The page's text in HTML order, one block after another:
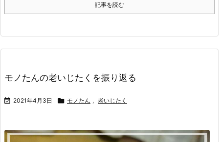
記事を読む
モノたんの老いじたくを振り返る
 2021年4月3日  モノたん , 老いじたく